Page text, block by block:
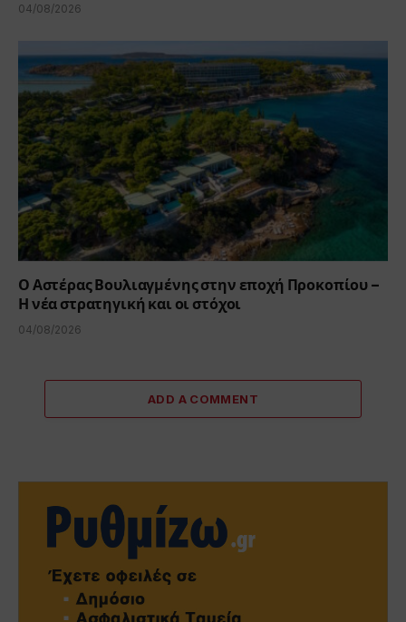
04/08/2026
Ο Αστέρας Βουλιαγμένης στην εποχή Προκοπίου –
Η νέα στρατηγική και οι στόχοι
04/08/2026
ADD A COMMENT